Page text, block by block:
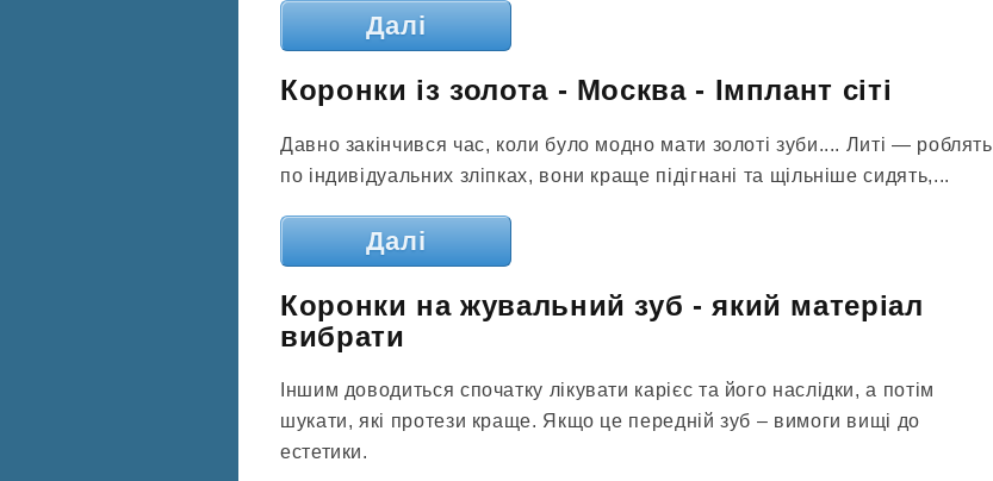
Далі
Коронки із золота - Москва - Імплант сіті
Давно закінчився час, коли було модно мати золоті зуби.... Литі — роблять
по індивідуальних зліпках, вони краще підігнані та щільніше сидять,...
Далі
Коронки на жувальний зуб - який матеріал
вибрати
Іншим доводиться спочатку лікувати карієс та його наслідки, а потім
шукати, які протези краще. Якщо це передній зуб – вимоги вищі до
естетики.